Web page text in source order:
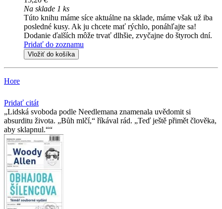
Na sklade 1 ks
Túto knihu máme síce aktuálne na sklade, máme však už iba
posledné kusy. Ak ju chcete mať rýchlo, ponáhľajte sa!
Dodanie ďalších môže trvať dlhšie, zvyčajne do štyroch dní.
Pridať do zoznamu
Vložiť do košíka
Hore
Pridať citát
Lidská svoboda podle Needlemana znamenala uvědomit si
absurditu života. „Bůh mlčí,“ říkával rád. „Teď ještě přimět člověka,
aby sklapnul.“